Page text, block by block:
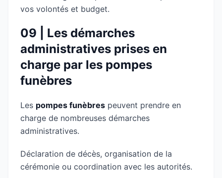
vos volontés et budget.
09 | Les démarches
administratives prises en
charge par les pompes
funèbres
Les pompes funèbres peuvent prendre en
charge de nombreuses démarches
administratives.
Déclaration de décès, organisation de la
cérémonie ou coordination avec les autorités.